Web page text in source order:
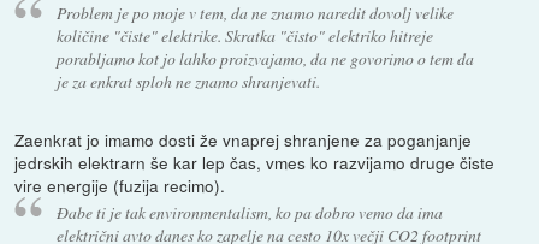
Problem je po moje v tem, da ne znamo naredit dovolj velike
količine "čiste" elektrike. Skratka "čisto" elektriko hitreje
porabljamo kot jo lahko proizvajamo, da ne govorimo o tem da
je za enkrat sploh ne znamo shranjevati.
Zaenkrat jo imamo dosti že vnaprej shranjene za poganjanje
jedrskih elektrarn še kar lep čas, vmes ko razvijamo druge čiste
vire energije (fuzija recimo).
Đabe ti je tak environmentalism, ko pa dobro vemo da ima
električni avto danes ko zapelje na cesto 10x večji CO2 footprint